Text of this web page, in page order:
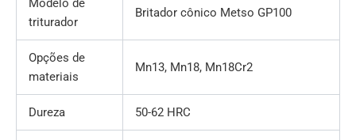
Modelo de
triturador
Britador cônico Metso GP100
Opções de
materiais
Mn13, Mn18, Mn18Cr2
Dureza 50-62 HRC